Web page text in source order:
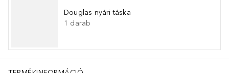
Douglas nyári táska
1 darab